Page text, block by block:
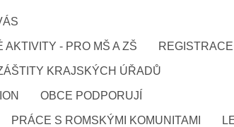
- PRO MŠ A ZŠ
KRAJSKÝCH ÚŘADŮ
OBCE PODPORUJÍ
PRÁCE S ROMSKÝMI KOMUNITAMI